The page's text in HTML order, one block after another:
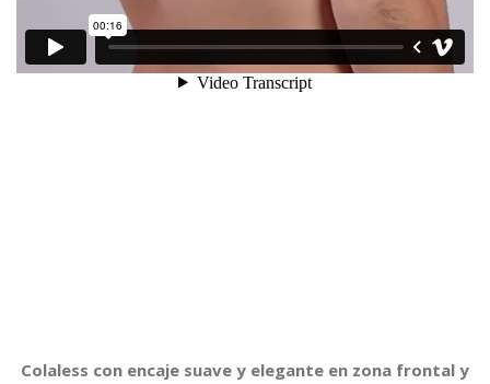
Colaless con encaje suave y elegante en zona frontal y